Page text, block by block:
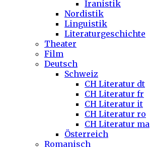
Iranistik
Nordistik
Linguistik
Literaturgeschichte
Theater
Film
Deutsch
Schweiz
CH Literatur dt
CH Literatur fr
CH Literatur it
CH Literatur ro
CH Literatur ma
Österreich
Romanisch